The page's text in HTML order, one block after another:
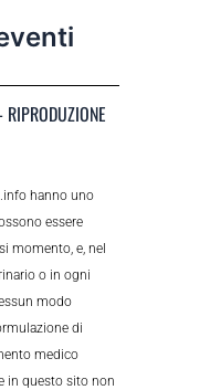
hanno uno
essere
momento, e, nel
o in ogni
modo
di
medico
in questo sito non